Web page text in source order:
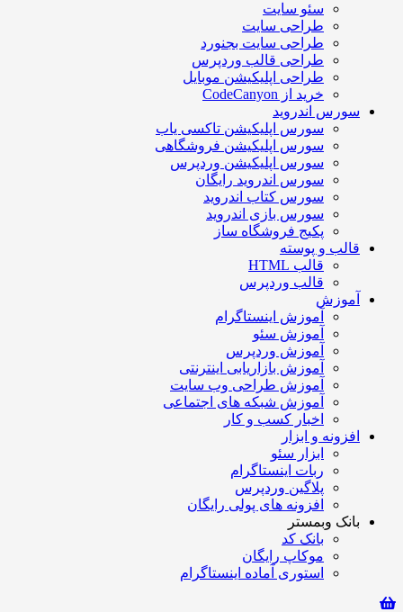
سئو سایت
طراحی سایت
طراحی سایت بجنورد
طراحی قالب وردپرس
طراحی اپلیکیشن موبایل
خرید از CodeCanyon
سورس اندروید
سورس اپلیکیشن تاکسی یاب
سورس اپلیکیشن فروشگاهی
سورس اپلیکیشن وردپرس
سورس اندروید رایگان
سورس کتاب اندروید
سورس بازی اندروید
پکیج فروشگاه ساز
قالب و پوسته
قالب HTML
قالب وردپرس
آموزش
آموزش اینستاگرام
آموزش سئو
آموزش وردپرس
آموزش بازاریابی اینترنتی
آموزش طراحی وب سایت
آموزش شبکه های اجتماعی
اخبار کسب و کار
افزونه و ابزار
ابزار سئو
ربات اینستاگرام
پلاگین وردپرس
افزونه های پولی رایگان
بانک وبمستر
بانک کد
موکاپ رایگان
استوری آماده اینستاگرام